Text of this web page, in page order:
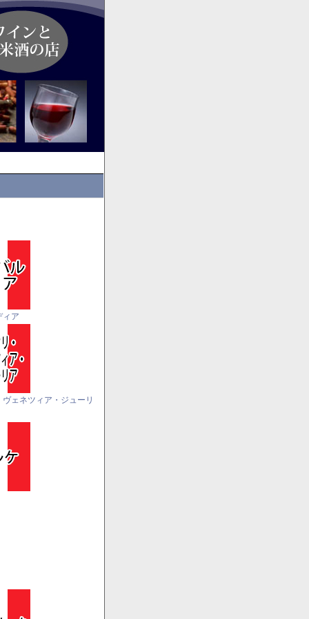
ィア
ヴェネツィア・ジューリ